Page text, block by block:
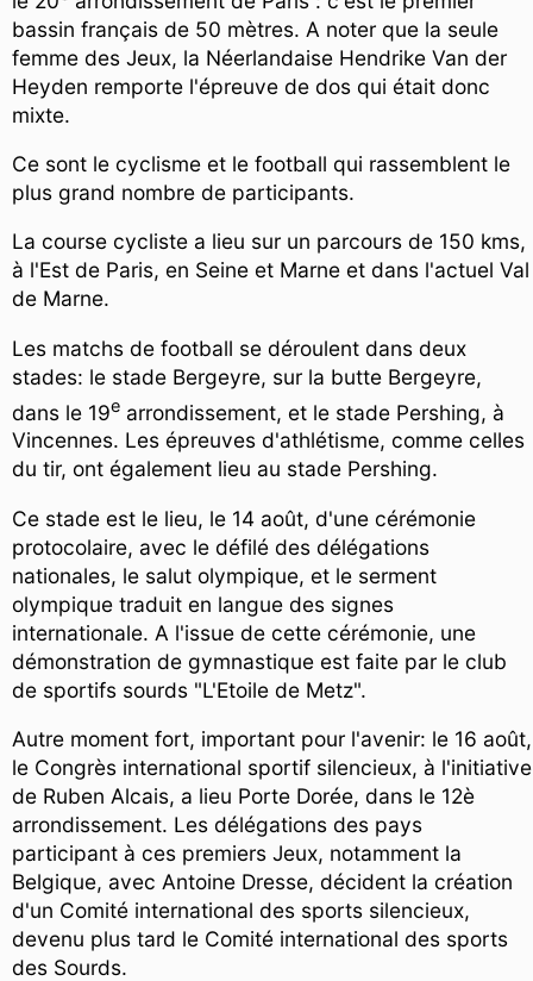
bassin français de 50 mètres. A noter que la seule
femme des Jeux, la Néerlandaise Hendrike Van der
Heyden remporte l'épreuve de dos qui était donc
mixte.
Ce sont le cyclisme et le football qui rassemblent le
plus grand nombre de participants.
La course cycliste a lieu sur un parcours de 150 kms,
à l'Est de Paris, en Seine et Marne et dans l'actuel Val
de Marne.
Les matchs de football se déroulent dans deux
stades: le stade Bergeyre, sur la butte Bergeyre,
dans le 19e arrondissement, et le stade Pershing, à
Vincennes. Les épreuves d'athlétisme, comme celles
du tir, ont également lieu au stade Pershing.
Ce stade est le lieu, le 14 août, d'une cérémonie
protocolaire, avec le défilé des délégations
nationales, le salut olympique, et le serment
olympique traduit en langue des signes
internationale. A l'issue de cette cérémonie, une
démonstration de gymnastique est faite par le club
de sportifs sourds "L'Etoile de Metz".
Autre moment fort, important pour l'avenir: le 16 août,
le Congrès international sportif silencieux, à l'initiative
de Ruben Alcais, a lieu Porte Dorée, dans le 12è
arrondissement. Les délégations des pays
participant à ces premiers Jeux, notamment la
Belgique, avec Antoine Dresse, décident la création
d'un Comité international des sports silencieux,
devenu plus tard le Comité international des sports
des Sourds.